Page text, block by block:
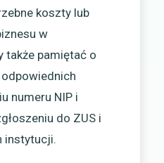
koszty lub
w
także pamiętać o
numeru NIP i
do ZUS i
instytucji.